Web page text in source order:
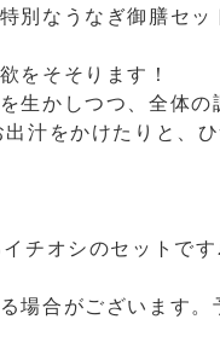
別なうなぎ御膳セッ
をそそります！
生かしつつ、全体の
汁をかけたりと、
チオシのセットです
場合がございます。